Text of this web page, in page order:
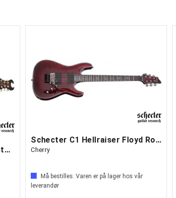
Schecter Synyster Gates Custom S
Schecter C1 Hellraiser Floyd Rose Black
Cherry
Må bestilles. Varen er på lager hos vår
leverandør